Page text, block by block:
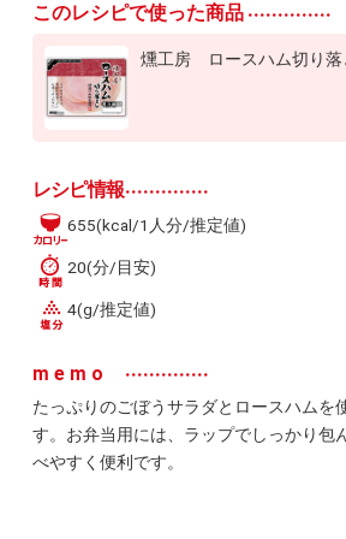
このレシピで使った商品
燻工房 ロースハム切り落
レシピ情報
655(kcal/1人分/推定値)
20(分/目安)
4(g/推定値)
memo
たっぷりのごぼうサラダとロースハムを
す。お弁当用には、ラップでしっかり包
べやすく便利です。